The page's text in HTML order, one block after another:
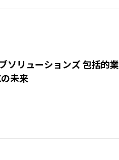
ソリューションズ 包括的業
未来